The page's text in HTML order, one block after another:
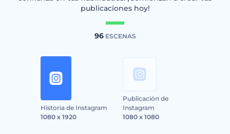
publicaciones hoy!
96ESCENAS
Historia de Instagram
1080 x 1920
Publicación de
Instagram
1080 x 1080